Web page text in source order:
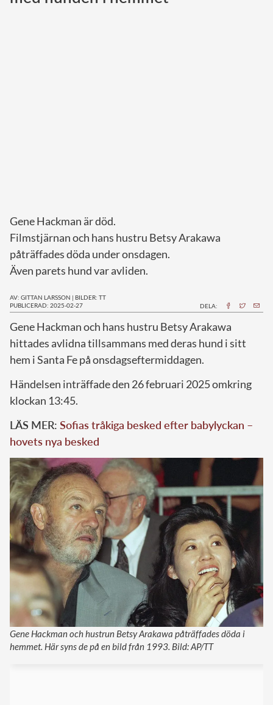
Monacos furstehus
Gene Hackman är död.
Filmstjärnan och hans hustru Betsy Arakawa
påträffades döda under onsdagen.
Även parets hund var avliden.
AV: GITTAN LARSSON | BILDER: TT
PUBLICERAD: 2025-02-27
DELA:
Gene Hackman och hans hustru Betsy Arakawa
hittades avlidna tillsammans med deras hund i sitt
hem i Santa Fe på onsdagseftermiddagen.
Händelsen inträffade den 26 februari 2025 omkring
klockan 13:45.
LÄS MER: Sofias tråkiga besked efter babylyckan –
hovets nya besked
Gene Hackman och hustrun Betsy Arakawa påträffades döda i
hemmet. Här syns de på en bild från 1993. Bild: AP/TT